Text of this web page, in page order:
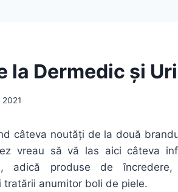
la Dermedic și
2021
câteva noutăți de la două
vreau să vă las aici câteva
adică produse deîncredere,
tratării anumitor boli de piele.